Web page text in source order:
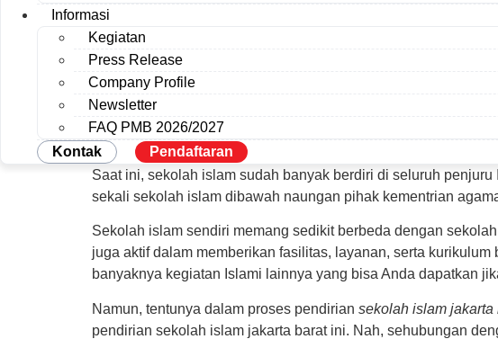
Informasi
Kegiatan
Press Release
Company Profile
Newsletter
FAQ PMB 2026/2027
Kontak
Pendaftaran
Saat ini, sekolah islam sudah banyak berdiri di seluruh
sekali sekolah islam dibawah naungan pihak kementrian
Sekolah islam sendiri memang sedikit berbeda dengan
juga aktif dalam memberikan fasilitas, layanan, serta
banyaknya kegiatan Islami lainnya yang bisa Anda dapatkan
Namun, tentunya dalam proses pendirian sekolah islam jakarta
pendirian sekolah islam jakarta barat ini. Nah, sehubungan